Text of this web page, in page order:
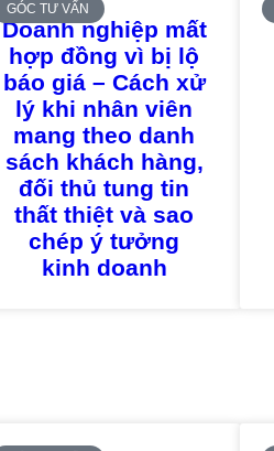
GÓC TƯ VẤN
Doanh nghiệp mất
hợp đồng vì bị lộ
báo giá – Cách xử
lý khi nhân viên
mang theo danh
sách khách hàng,
đối thủ tung tin
thất thiệt và sao
chép ý tưởng
kinh doanh